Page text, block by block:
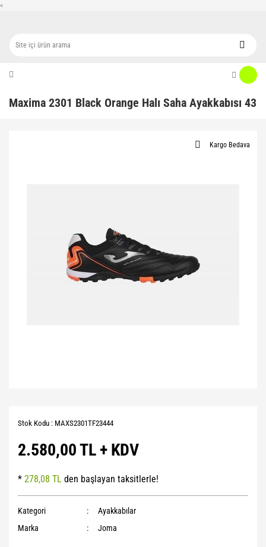
<
Maxima 2301 Black Orange Halı Saha Ayakkabısı 43
Kargo Bedava
Stok Kodu : MAXS2301TF23444
2.580,00 TL + KDV
* 278,08 TL den başlayan taksitlerle!
Kategori
Ayakkabılar
Marka
Joma